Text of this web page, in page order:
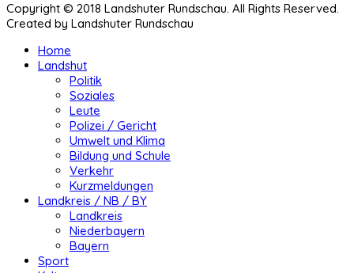
Copyright © 2018 Landshuter Rundschau. All Rights Reserved.
Created by Landshuter Rundschau
Home
Landshut
Politik
Soziales
Leute
Polizei / Gericht
Umwelt und Klima
Bildung und Schule
Verkehr
Kurzmeldungen
Landkreis / NB / BY
Landkreis
Niederbayern
Bayern
Sport